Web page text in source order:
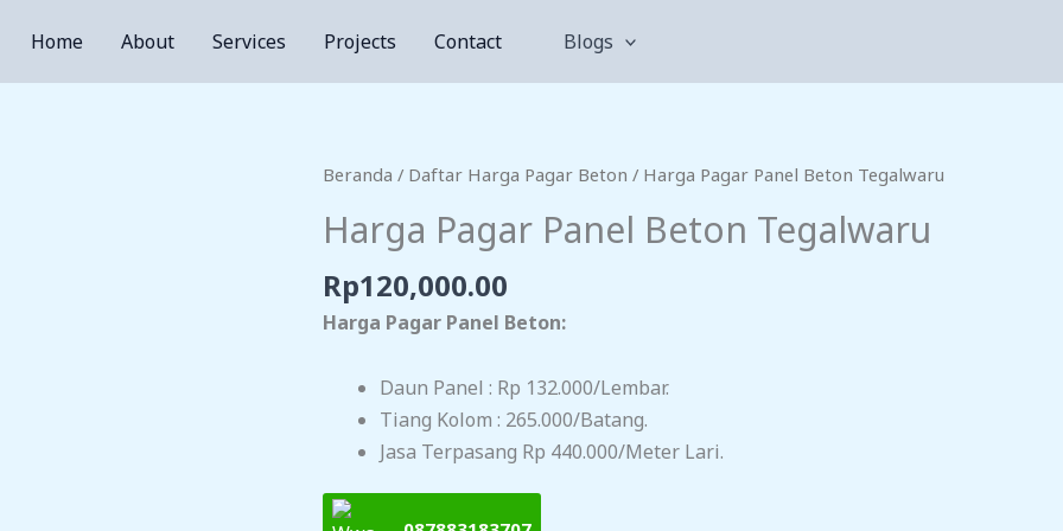
Home About Services Projects Contact Blogs
Beranda / Daftar Harga Pagar Beton / Harga Pagar Panel Beton Tegalwaru
Harga Pagar Panel Beton Tegalwaru
Rp120,000.00
Harga Pagar Panel Beton:
Daun Panel : Rp 132.000/lembar.
Tiang Kolom : 265.000/batang.
Jasa Terpasang Rp 440.000/meter Lari.